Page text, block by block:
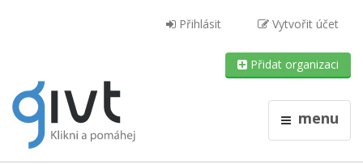
Přihlásit Vytvořit účet
Přidat organizaci
menu